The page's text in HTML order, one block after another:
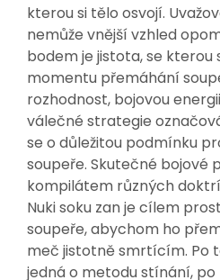
kterou si tělo osvojí.
nemůže vnější vzhled
bodem je jistota, se kterou
momentu přemáhání
rozhodnost, bojovou
válečné strategie
se o důležitou podmínku
soupeře. Skutečné bojové
kompilátem různých
Nuki soku zan je cílem
soupeře, abychom ho
meč jistotně smrtícím. Po
jedná o metodu stínání,